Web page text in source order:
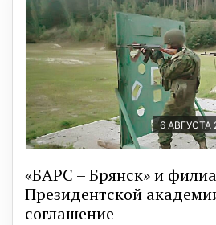
6 АВГУСТА
«БАРС – Брянск» и
Президентской
соглашение